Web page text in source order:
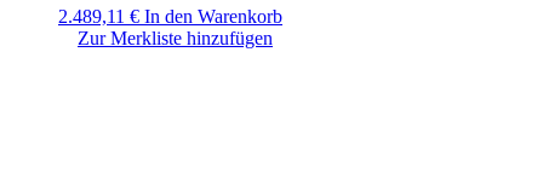
2.489,11 € In den Warenkorb
Zur Merkliste hinzufügen